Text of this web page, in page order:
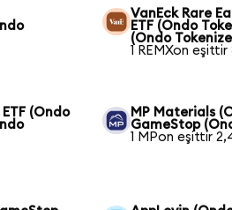
VanEck Rare
ETF (Ondo
(Ondo
1 REMXon
(Ondo
MP Materials
GameStop
1 MPon eşittir